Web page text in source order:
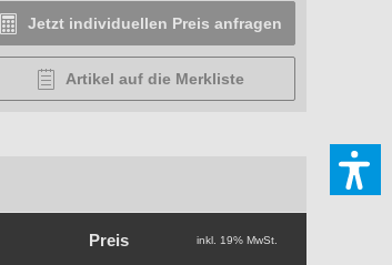
Jetzt individuellen Preis anfragen
Artikel auf die Merkliste
Preis inkl. 19% MwSt.